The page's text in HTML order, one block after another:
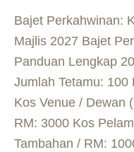
Bajet Perkahwinan:
Majlis 2027 Bajet
Panduan Lengkap
Jumlah Tetamu: 100
Kos Venue / Dewan
RM: 3000 Kos
Tambahan / RM:
Majlis